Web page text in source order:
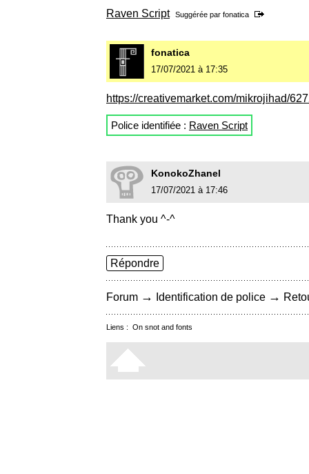
Raven Script Suggérée par fonatica
fonatica
17/07/2021 à 17:35
https://creativemarket.com/mikrojihad/
Police identifiée : Raven Script
KonokoZhanel
17/07/2021 à 17:46
Thank you ^-^
Répondre
Forum → Identification de police →
Liens : On snot and fonts